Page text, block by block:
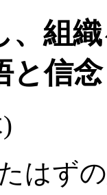
、組
と信念
はず